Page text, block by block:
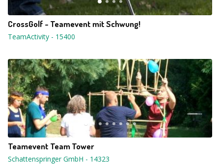
CrossGolf - Teamevent mit Schwung!
TeamActivity - 15400
Teamevent Team Tower
Schattenspringer GmbH - 14323